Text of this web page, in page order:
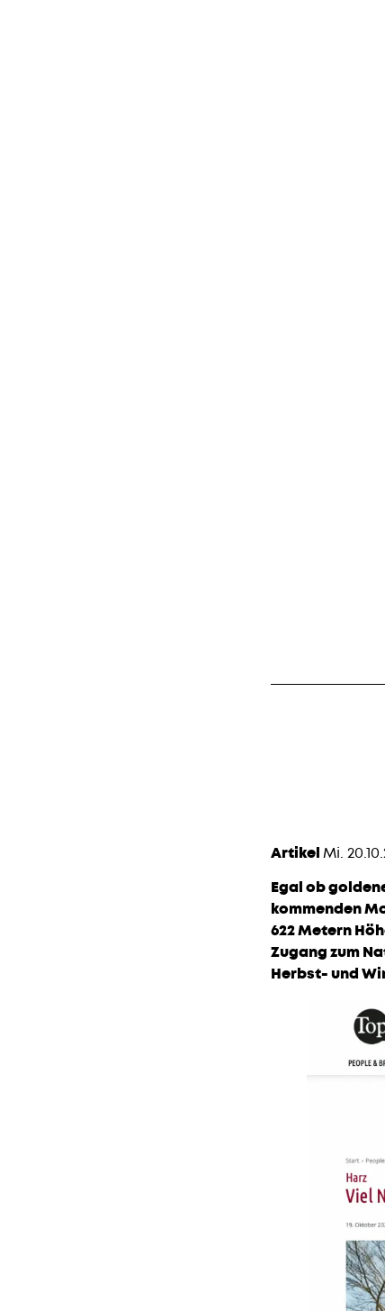
ArtikelMi.
Egal ob
kommenden
622 Metern
Zugang zum
Herbst- und